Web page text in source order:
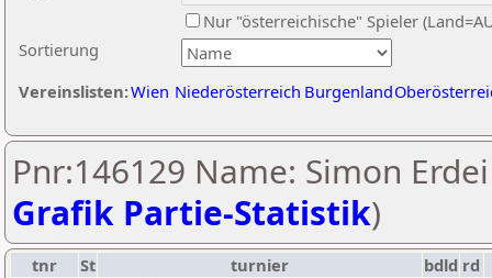
Sortierung
Nur "österreichische" Spieler
Vereinslisten:Wien Niederösterreich Burgenland
Pnr:146129 Name: Simon
Grafik Partie-Statistik)
tnr St turnier bdld rd